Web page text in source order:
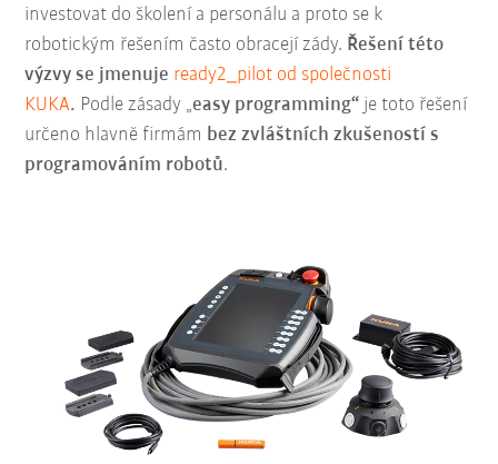
investovat do školení a personálu a proto se k
robotickým řešením často obracejí zády. Řešení této
výzvy se jmenuje ready2_pilot od společnosti
KUKA. Podle zásady „easy programming“ je toto řešení
určeno hlavně firmám bez zvláštních zkušeností s
programováním robotů.